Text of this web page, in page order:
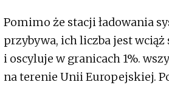
Pomimo że stacji ładowania
przybywa, ich liczba jest
i oscyluje w granicach 1%.
na terenie Unii Europejskiej.